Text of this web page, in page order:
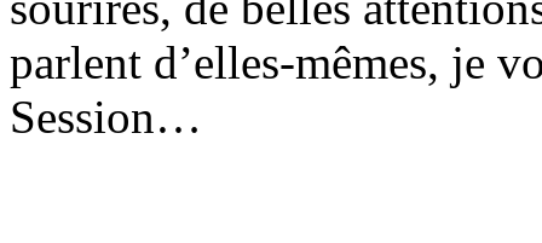
parlent d’elles-mêmes, je
Session…